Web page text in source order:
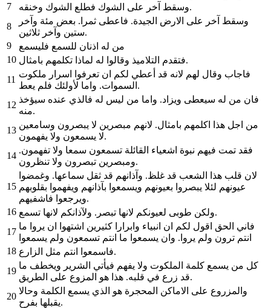
7
وسقط آخر على الشوك فطلع الشوك وخنقه.
8
وسقط آخر على الارض الجيدة. فاعطى ثمرا. بعض مئة وآخر
ستين وآخر ثلاثين.
9
من له اذنان للسمع فليسمع
10
فتقدم التلاميذ وقالوا له لماذا تكلمهم بامثال.
11
فاجاب وقال لهم لانه قد أعطي لكم ان تعرفوا اسرار ملكوت
السموات. واما لأولئك فلم يعط.
12
فان من له سيعطى ويزاد. واما من ليس له فالذي عنده سيؤخذ
منه.
13
من اجل هذا اكلمهم بامثال. لانهم مبصرين لا يبصرون وسامعين
لا يسمعون ولا يفهمون.
14
فقد تمت فيهم نبوة اشعياء القائلة تسمعون سمعا ولا تفهمون.
ومبصرين تبصرون ولا تنظرون.
15
لان قلب هذا الشعب قد غلظ. وآذانهم قد ثقل سماعها. وغمضوا
عيونهم لئلا يبصروا بعيونهم ويسمعوا بآذانهم ويفهموا بقلوبهم
ويرجعوا فاشفيهم.
16
ولكن طوبى لعيونكم لانها تبصر. ولآذانكم لانها تسمع.
17
فاني الحق اقول لكم ان انبياء وابرارا كثيرين اشتهوا ان يروا ما
انتم ترون ولم يروا. وان يسمعوا ما انتم تسمعون ولم يسمعوا
18
فاسمعوا انتم مثل الزارع.
19
كل من يسمع كلمة الملكوت ولا يفهم فيأتي الشرير ويخطف ما
قد زرع في قلبه. هذا هو المزوع على الطريق.
20
والمزروع على الاماكن المحجرة هو الذي يسمع الكلمة وحالا
يقبلها بفرح.